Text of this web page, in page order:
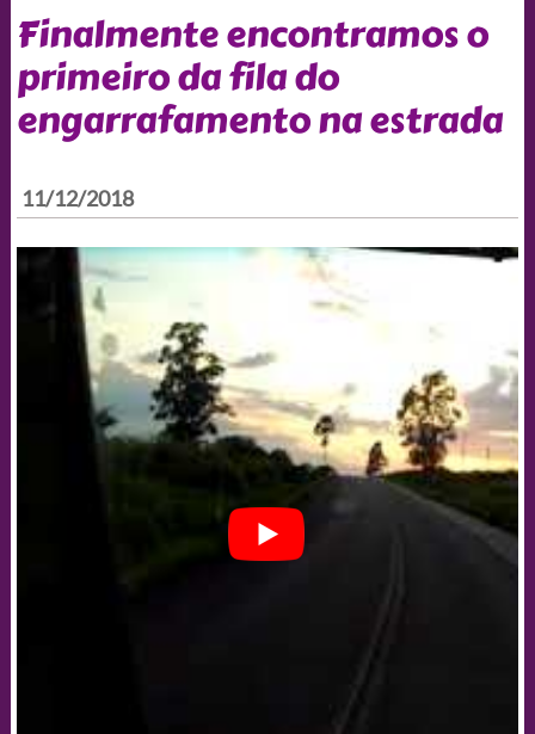
Finalmente encontramos o
primeiro da fila do
engarrafamento na estrada
11/12/2018